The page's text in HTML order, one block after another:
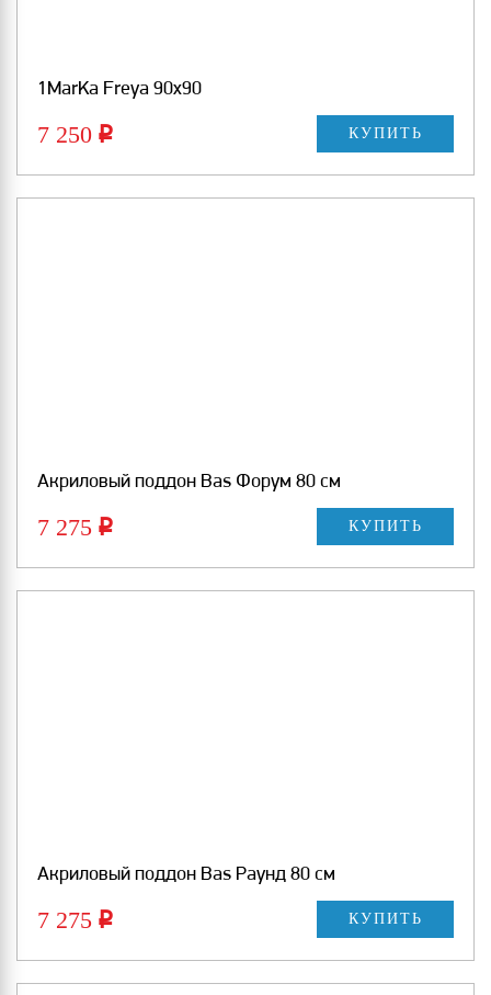
1MarKa Freya 90х90
7 250 Р КУПИТЬ
Акриловый поддон Bas Форум 80 см
7 275 Р КУПИТЬ
Акриловый поддон Bas Раунд 80 см
7 275 Р КУПИТЬ